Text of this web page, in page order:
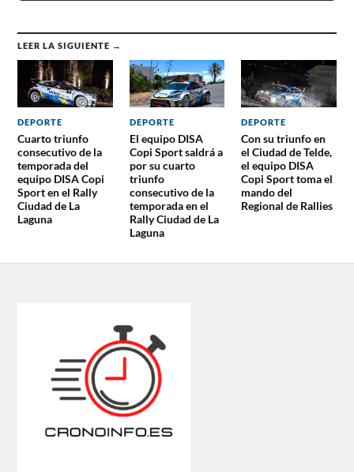
LEER LA SIGUIENTE →
DEPORTE
Cuarto triunfo
consecutivo de la
temporada del
equipo DISA Copi
Sport en el Rally
Ciudad de La
Laguna
DEPORTE
El equipo DISA
Copi Sport saldrá a
por su cuarto
triunfo
consecutivo de la
temporada en el
Rally Ciudad de La
Laguna
DEPORTE
Con su triunfo en
el Ciudad de Telde,
el equipo DISA
Copi Sport toma el
mando del
Regional de Rallies